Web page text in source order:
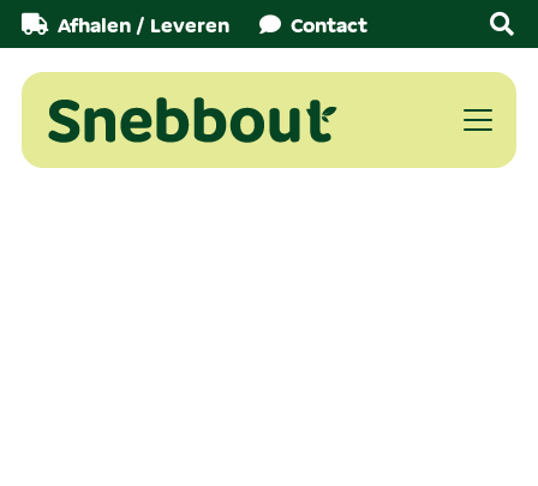
Afhalen / Leveren Contact